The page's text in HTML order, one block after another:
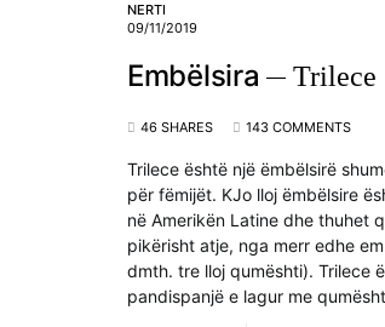
NERTI
09/11/2019
Embëlsira Trilece
46 SHARES 143 COMMENTS
Trilece është një ëmbëlsirë
për fëmijët. KJo lloj ëmbëlsire
në Amerikën Latine dhe thuhet
pikërisht atje, nga merr edhe
dmth. tre lloj qumështi). Trilece
pandispanjë e lagur me